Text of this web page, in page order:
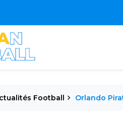
Football Orlando